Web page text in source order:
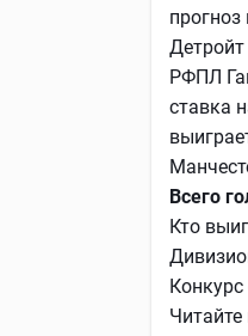
РФПЛ
ставка
Всего
Кто
Читайте